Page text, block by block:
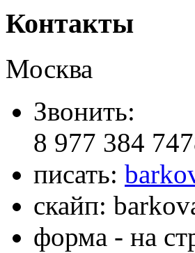
Контакты
Москва
Звонить:
8 977 384
писать:
скайп:
форма - на